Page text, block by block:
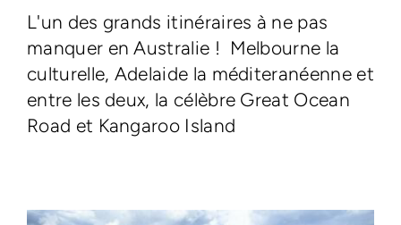
L'un des grands itinéraires à ne pas
manquer en Australie ! Melbourne la
culturelle, Adelaide la méditeranéenne et
entre les deux, la célèbre Great Ocean
Road et Kangaroo Island